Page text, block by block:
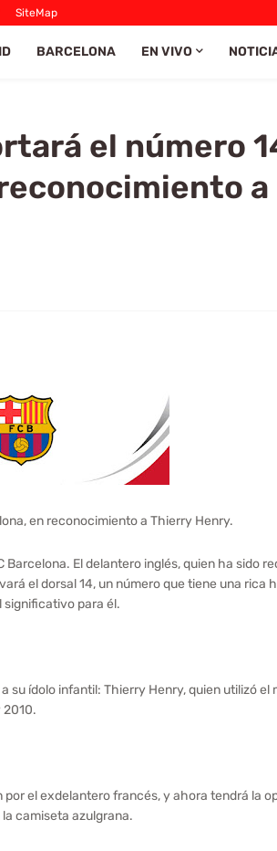
SiteMap
BARCELONA EN VIVO
el número
a
en reconocimiento a Thierry Henry.
El delantero inglés, quien ha sido
el dorsal 14, un número que tiene una rica
para él.
ídolo infantil: Thierry Henry, quien utilizó el
2010.
el exdelantero francés, y ahora tendrá la
camiseta azulgrana.